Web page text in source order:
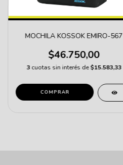
MOCHILA KOSSOK EMIRO-567
$46.750,00
3 cuotas sin interés de$15.583,33
COMPRAR